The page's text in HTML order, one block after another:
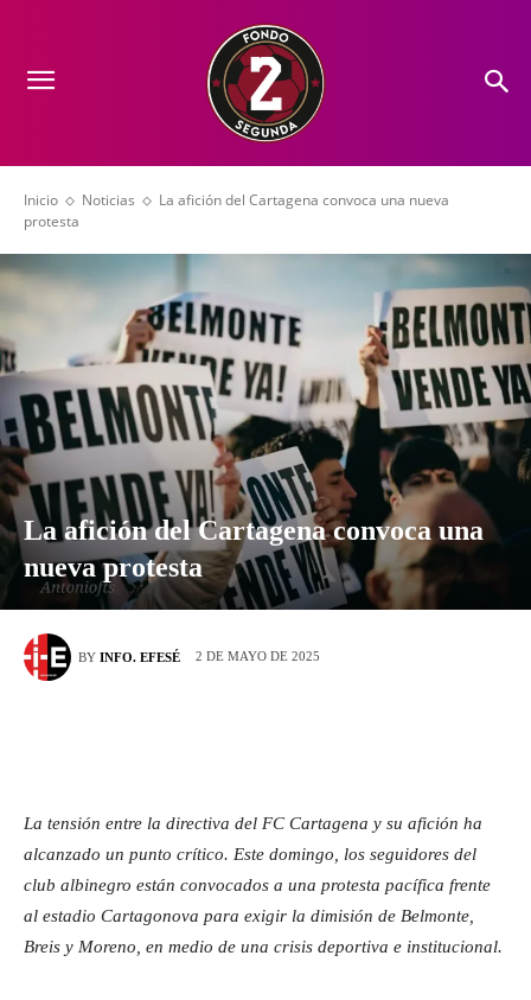
Inicio Noticias
La afición del Cartagena convoca una nueva
protesta
La afición del Cartagena convoca una
nueva protesta
BY INFO. EFESÉ 2 DE MAYO DE 2025
La tensión entre la directiva del FC Cartagena y su afición ha
alcanzado un punto crítico. Este domingo, los seguidores del
club albinegro están convocados a una protesta pacífica frente
al estadio Cartagonova para exigir la dimisión de Belmonte,
Breis y Moreno, en medio de una crisis deportiva e institucional.